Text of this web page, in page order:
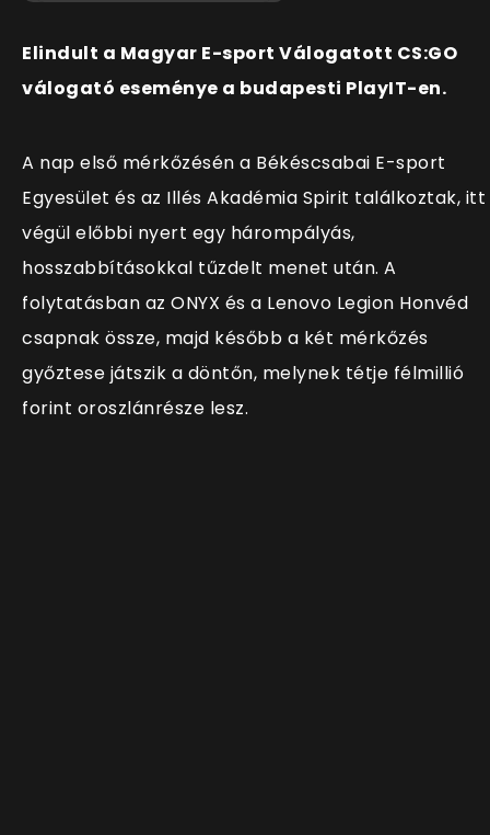
Elindult a Magyar E-sport Válogatott CS:GO
válogató eseménye a budapesti PlayIT-en.
A nap első mérkőzésén a Békéscsabai E-sport
Egyesület és az Illés Akadémia Spirit találkoztak, itt
végül előbbi nyert egy hárompályás,
hosszabbításokkal tűzdelt menet után. A
folytatásban az ONYX és a Lenovo Legion Honvéd
csapnak össze, majd később a két mérkőzés
győztese játszik a döntőn, melynek tétje félmillió
forint oroszlánrésze lesz.